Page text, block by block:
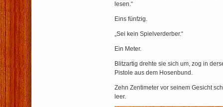
lesen.“
Eins fünfzig.
„Sei kein Spielverderber.“
Ein Meter.
Blitzartig drehte sie sich um, zog in
Pistole aus dem Hosenbund.
Zehn Zentimeter vor seinem Gesicht
leer.